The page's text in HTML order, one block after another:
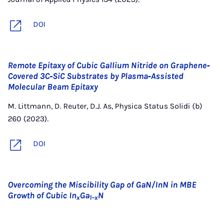
DOI
Remote Epitaxy of Cubic Gallium Nitride on Graphene‐
Covered 3C‐SiC Substrates by Plasma‐Assisted
Molecular Beam Epitaxy
M. Littmann, D. Reuter, D.J. As, Physica Status Solidi (b)
260 (2023).
DOI
Overcoming the Miscibility Gap of GaN/InN in MBE
Growth of Cubic InxGa1–xN